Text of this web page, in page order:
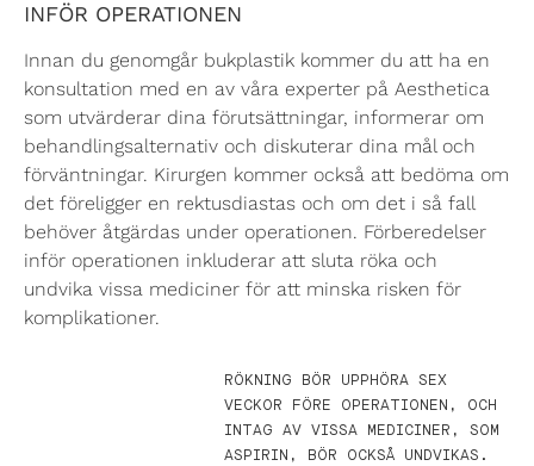
INFÖR OPERATIONEN
Innan du genomgår bukplastik kommer du att ha en
konsultation med en av våra experter på Aesthetica
som utvärderar dina förutsättningar, informerar om
behandlingsalternativ och diskuterar dina mål och
förväntningar. Kirurgen kommer också att bedöma om
det föreligger en rektusdiastas och om det i så fall
behöver åtgärdas under operationen. Förberedelser
inför operationen inkluderar att sluta röka och
undvika vissa mediciner för att minska risken för
komplikationer.
RÖKNING BÖR UPPHÖRA SEX
VECKOR FÖRE OPERATIONEN, OCH
INTAG AV VISSA MEDICINER, SOM
ASPIRIN, BÖR OCKSÅ UNDVIKAS.